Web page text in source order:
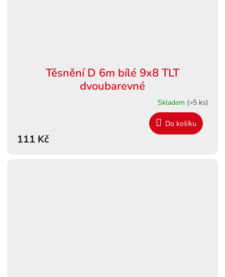
Těsnění D 6m bílé 9x8 TLT
dvoubarevné
Skladem (>5 ks)
111 Kč
Do košíku